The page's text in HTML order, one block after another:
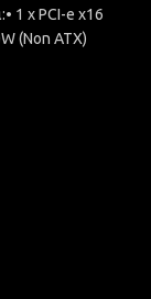
1 x PCI-e x16
(Non ATX)